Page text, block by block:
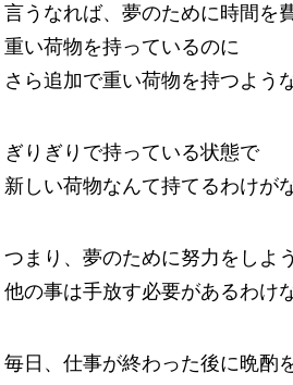
言うなれば、夢のために時間を
重い荷物を持っているのに
さら追加で重い荷物を持つよう
ぎりぎりで持っている状態で
新しい荷物なんて持てるわけが
つまり、夢のために努力をしよ
他の事は手放す必要があるわけ
毎日、仕事が終わった後に晩酌